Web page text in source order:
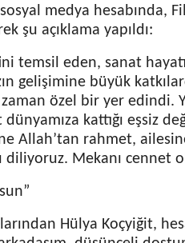
medya hesabında,
şu açıklama yapıldı:
temsil eden, sanat
gelişimine büyük
özel bir yer edindi.
kattığı eşsiz
Allah’tan rahmet,
diliyoruz. Mekanı cennet
Hülya Koçyiğit,